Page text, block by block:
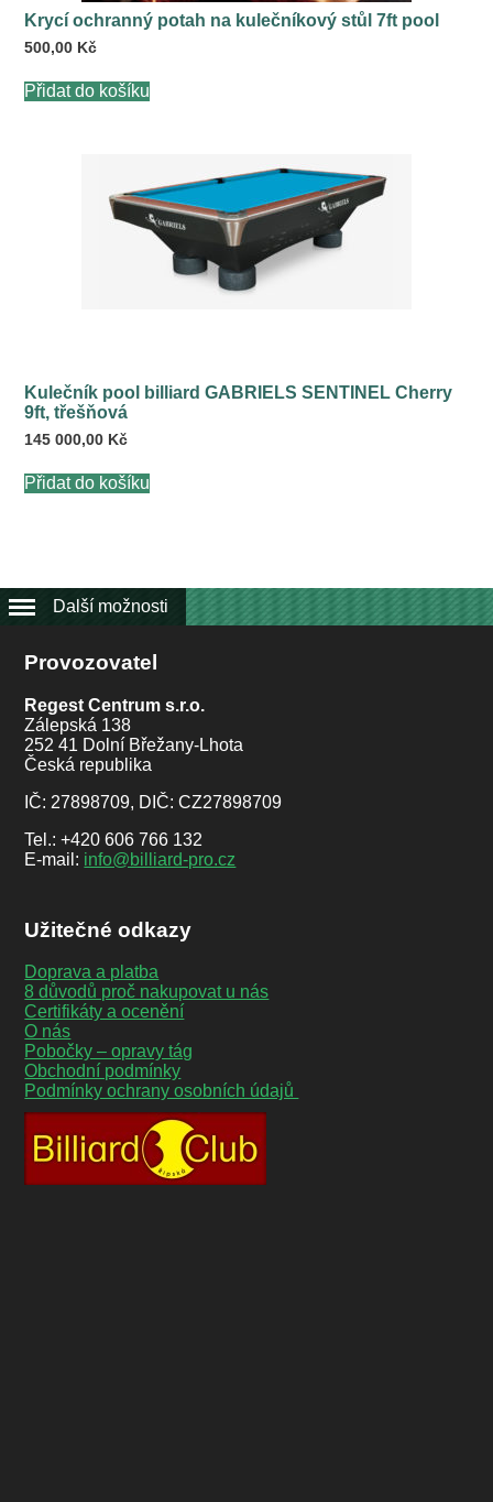
Krycí ochranný potah na kulečníkový stůl 7ft pool
500,00 Kč
Přidat do košíku
Kulečník pool billiard GABRIELS SENTINEL Cherry
9ft, třešňová
145 000,00 Kč
Přidat do košíku
Další možnosti
Provozovatel
Regest Centrum s.r.o.
Zálepská 138
252 41 Dolní Břežany-Lhota
Česká republika
IČ: 27898709, DIČ: CZ27898709
Tel.: +420 606 766 132
E-mail: info@billiard-pro.cz
Užitečné odkazy
Doprava a platba
8 důvodů proč nakupovat u nás
Certifikáty a ocenění
O nás
Pobočky – opravy tág
Obchodní podmínky
Podmínky ochrany osobních údajů